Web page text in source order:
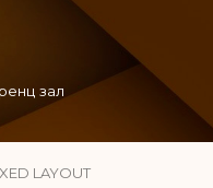
зал
LAYOUT